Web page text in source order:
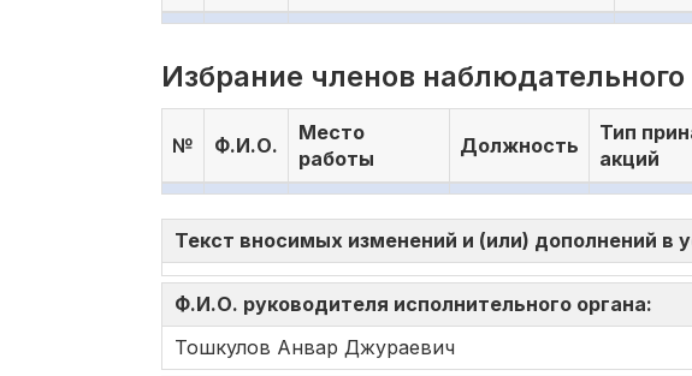
Избрание членов наблюдательного
№ Ф.И.О.
Место
работы
Должность
Тип
акций
Текст вносимых изменений и (или) дополнений в
Ф.И.О. руководителя исполнительного органа:
Тошкулов Анвар Джураевич